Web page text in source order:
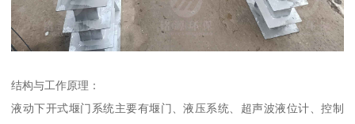
结构与工作原理：
液动下开式堰门系统主要有堰门、液压系统、超声波液位计、控制